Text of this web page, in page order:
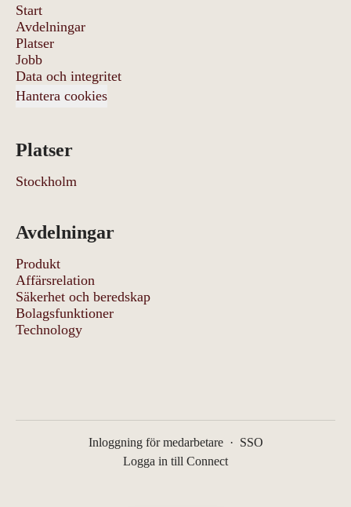
Start
Avdelningar
Platser
Jobb
Data och integritet
Hantera cookies
Platser
Stockholm
Avdelningar
Produkt
Affärsrelation
Säkerhet och beredskap
Bolagsfunktioner
Technology
Inloggning för medarbetare · SSO
Logga in till Connect